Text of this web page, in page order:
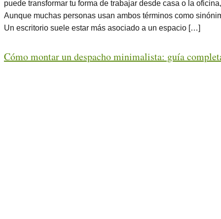
puede transformar tu forma de trabajar desde casa o la
Aunque muchas personas usan ambos términos como
Un escritorio suele estar más asociado a un espacio […]
Cómo montar un despacho minimalista: guía